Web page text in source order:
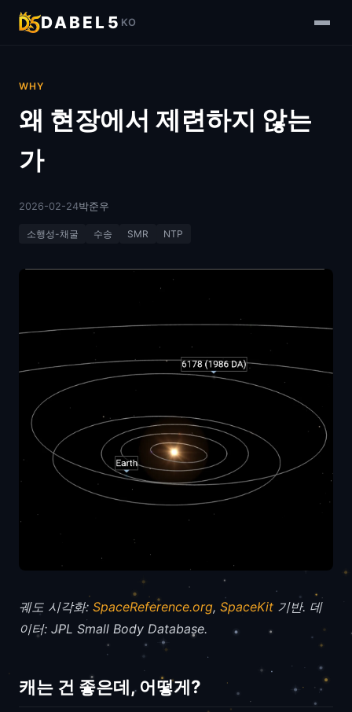
DABEL5 KO
WHY
왜 현장에서 제련하지 않는
가
2026-02-24박준우
소행성-채굴 수송 SMR NTP
궤도 시각화: SpaceReference.org, SpaceKit 기반. 데
이터: JPL Small Body Database.
캐는 건 좋은데, 어떻게?